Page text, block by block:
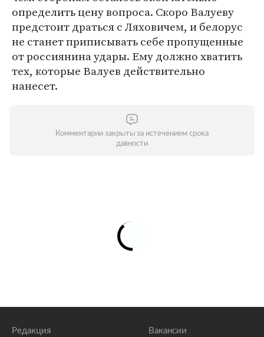
определить цену вопроса. Скоро Валуеву
предстоит драться с Ляховичем, и белорус
не станет приписывать себе пропущенные
от россиянина удары. Ему должно хватить
тех, которые Валуев действительно
нанесет.
Комментарии закрыты за истечением срока
давности
Редакция Вакансии